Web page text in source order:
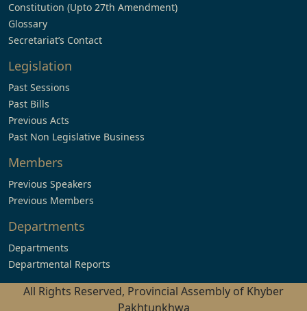
Constitution (Upto 27th Amendment)
Glossary
Secretariat’s Contact
Legislation
Past Sessions
Past Bills
Previous Acts
Past Non Legislative Business
Members
Previous Speakers
Previous Members
Departments
Departments
Departmental Reports
All Rights Reserved, Provincial Assembly of Khyber
Pakhtunkhwa